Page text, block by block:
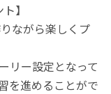
】
ながら楽しくプ
リー設定となって
を進めることがで